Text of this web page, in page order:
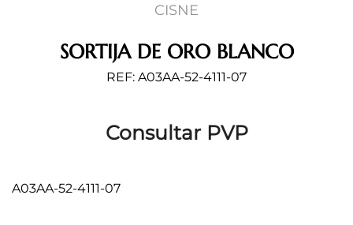
CISNE
SORTIJA DE ORO BLANCO
REF: A03AA-52-4111-07
Consultar PVP
A03AA-52-4111-07